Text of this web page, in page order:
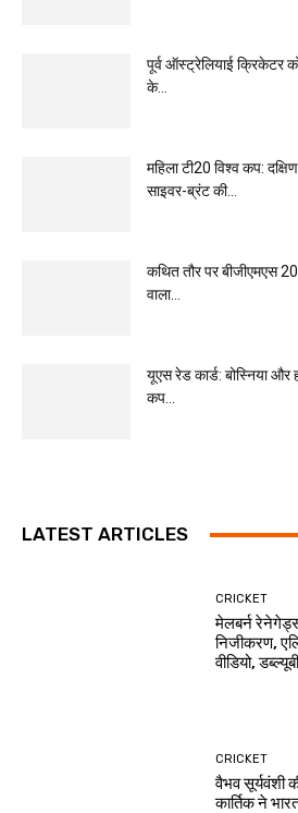
पूर्व ऑस्ट्रेलियाई क्रिकेटर
के...
महिला टी20 विश्व कप:
साइवर-ब्रंट की...
कथित तौर पर बीजीएमएस
वाला...
यूएस रेड कार्ड: बोस्निया और
कप...
LATEST ARTICLES
CRICKET
मेलबर्न
निजीकरण,
वीडियो,
CRICKET
वैभव सूर्यवंशी
कार्तिक ने